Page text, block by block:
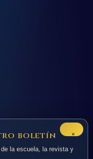
×
boletín
la escuela, la revista y